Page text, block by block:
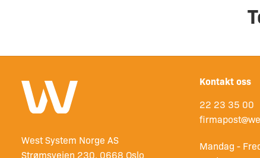
West System Norge AS
Strømsveien 230, 0668 Oslo
Kontakt oss
22 23 35 00
Mandag -